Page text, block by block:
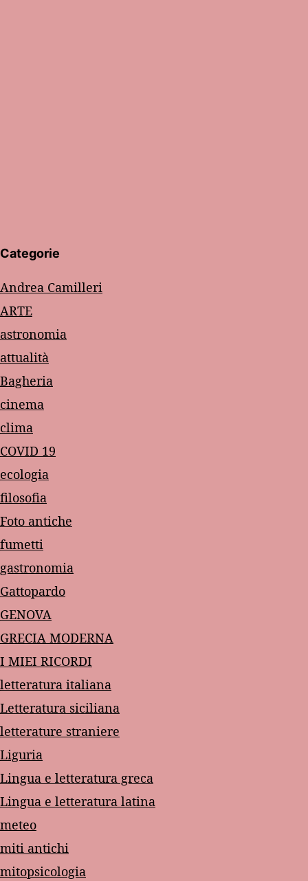
Categorie
Andrea Camilleri
ARTE
astronomia
attualità
Bagheria
cinema
clima
COVID 19
ecologia
filosofia
Foto antiche
fumetti
gastronomia
Gattopardo
GENOVA
GRECIA MODERNA
I MIEI RICORDI
letteratura italiana
Letteratura siciliana
letterature straniere
Liguria
Lingua e letteratura greca
Lingua e letteratura latina
meteo
miti antichi
mitopsicologia